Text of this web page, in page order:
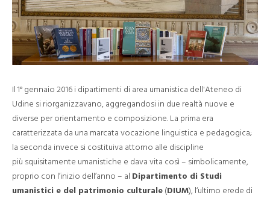
Il 1° gennaio 2016 i dipartimenti di area umanistica dell'Ateneo di
Udine si riorganizzavano, aggregandosi in due realtà nuove e
diverse per orientamento e composizione. La prima era
caratterizzata da una marcata vocazione linguistica e pedagogica;
la seconda invece si costituiva attorno alle discipline
più squisitamente umanistiche e dava vita così – simbolicamente,
proprio con l’inizio dell’anno – al Dipartimento di Studi
umanistici e del patrimonio culturale (DIUM), l‘ultimo erede di